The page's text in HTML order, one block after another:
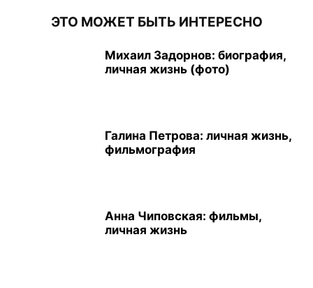
ЭТО МОЖЕТ БЫТЬ ИНТЕРЕСНО
Михаил Задорнов: биография,
личная жизнь (фото)
Галина Петрова: личная жизнь,
фильмография
Анна Чиповская: фильмы,
личная жизнь